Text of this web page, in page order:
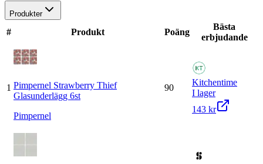
Produkter
# Produkt Poäng
Bästa
erbjudande
1 Pimpernel Strawberry Thief
Glasunderlägg 6st
Pimpernel
90
Kitchentime
I lager
143 kr